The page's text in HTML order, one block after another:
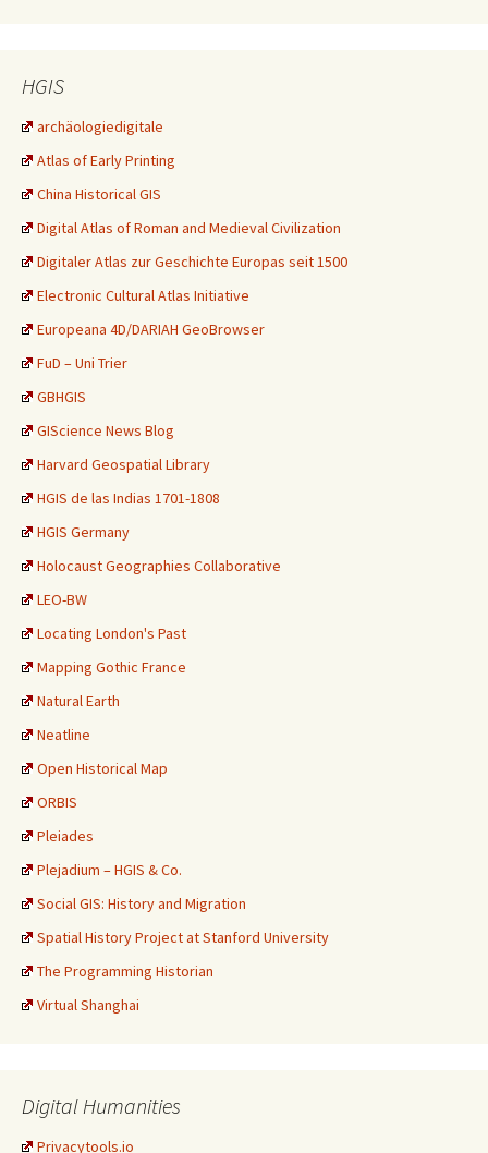
HGIS
archäologiedigitale
Atlas of Early Printing
China Historical GIS
Digital Atlas of Roman and Medieval Civilization
Digitaler Atlas zur Geschichte Europas seit 1500
Electronic Cultural Atlas Initiative
Europeana 4D/DARIAH GeoBrowser
FuD – Uni Trier
GBHGIS
GIScience News Blog
Harvard Geospatial Library
HGIS de las Indias 1701-1808
HGIS Germany
Holocaust Geographies Collaborative
LEO-BW
Locating London's Past
Mapping Gothic France
Natural Earth
Neatline
Open Historical Map
ORBIS
Pleiades
Plejadium – HGIS & Co.
Social GIS: History and Migration
Spatial History Project at Stanford University
The Programming Historian
Virtual Shanghai
Digital Humanities
Privacytools.io